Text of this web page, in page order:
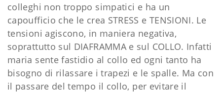
colleghi non troppo simpatici e ha un
capoufficio che le crea STRESS e TENSIONI. Le
tensioni agiscono, in maniera negativa,
soprattutto sul DIAFRAMMA e sul COLLO. Infatti
maria sente fastidio al collo ed ogni tanto ha
bisogno di rilassare i trapezi e le spalle. Ma con
il passare del tempo il collo, per evitare il